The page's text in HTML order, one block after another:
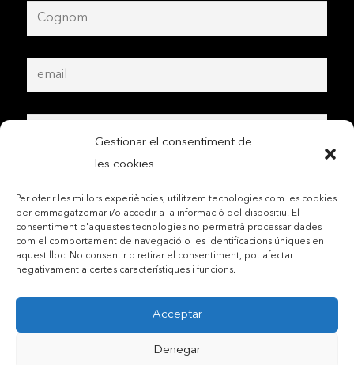
Gestionar el consentiment de
les cookies
Per oferir les millors experiències, utilitzem tecnologies com les cookies
per emmagatzemar i/o accedir a la informació del dispositiu. El
consentiment d'aquestes tecnologies no permetrà processar dades
com el comportament de navegació o les identificacions úniques en
aquest lloc. No consentir o retirar el consentiment, pot afectar
negativament a certes característiques i funcions.
Acceptar
Denegar
Contactar per telèfon mòbil